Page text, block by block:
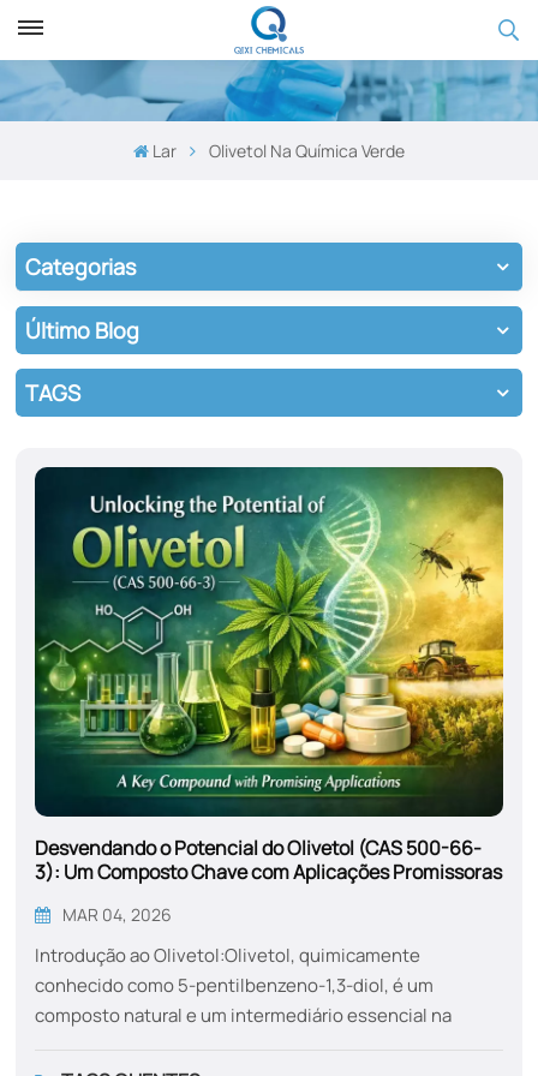
Lar Olivetol Na Química Verde
Categorias
Último Blog
TAGS
Desvendando o Potencial do Olivetol (CAS 500-66-
3): Um Composto Chave com Aplicações Promissoras
MAR 04, 2026
Introdução ao Olivetol:Olivetol, quimicamente
conhecido como 5-pentilbenzeno-1,3-diol, é um
composto natural e um intermediário essencial na